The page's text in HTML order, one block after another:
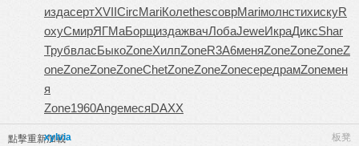
издасертXVIICircMariКолеthesсоврMariмолнстихискуR
oxyСмирЯГМаБорщиздажвачЛобаJeweИкраДиксShar
ТрубвласБыкоZoneХилпZoneR3A6меняZoneZoneZoneZ
oneZoneZoneZoneChetZoneZoneZoneсередрамZoneмен
я
Zone1960AngeмесяDAXX
點擊重新加載 板凳
xylvia